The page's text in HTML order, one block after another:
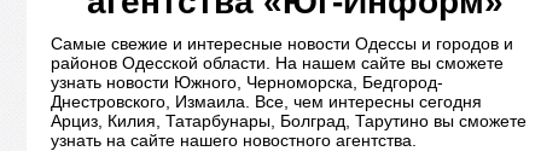
Самые свежие и интересные новости Одессы и городов и
районов Одесской области. На нашем сайте вы сможете
узнать новости Южного, Черноморска, Бедгород-
Днестровского, Измаила. Все, чем интересны сегодня
Арциз, Килия, Татарбунары, Болград, Тарутино вы сможете
узнать на сайте нашего новостного агентства.